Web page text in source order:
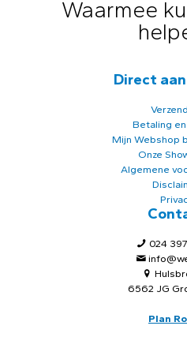
Waarmee
Direct
Betaling
Mijn Webshop
Onze
Algemene
024
6562 JG
Plan